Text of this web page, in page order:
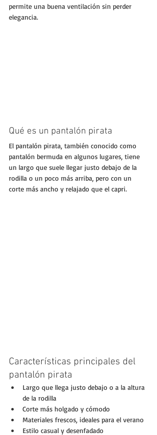
permite una buena ventilación sin perder
elegancia.
Qué es un pantalón pirata
El pantalón pirata, también conocido como
pantalón bermuda en algunos lugares, tiene
un largo que suele llegar justo debajo de la
rodilla o un poco más arriba, pero con un
corte más ancho y relajado que el capri.
Características principales del
pantalón pirata
Largo que llega justo debajo o a la altura
de la rodilla
Corte más holgado y cómodo
Materiales frescos, ideales para el verano
Estilo casual y desenfadado